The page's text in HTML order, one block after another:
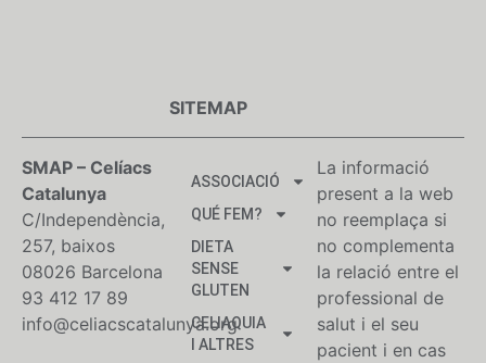
SMAP – Celíacs
Catalunya
C/Independència,
257, baixos
08026 Barcelona
93 412 17 89
info@celiacscatalunya.org
SITEMAP
ASSOCIACIÓ
QUÉ FEM?
DIETA
SENSE
GLUTEN
CELIAQUIA
I ALTRES
La informació
present a la web
no reemplaça si
no complementa
la relació entre el
professional de
salut i el seu
pacient i en cas